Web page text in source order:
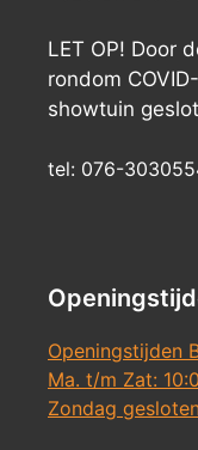
LET OP! Door
rondom
showtuin
tel: 076-
Openingstijden
Ma. t/m Zat:
Zondag gesloten